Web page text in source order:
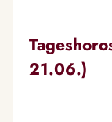
21.06.)